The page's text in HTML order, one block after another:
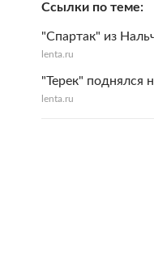
Ссылки по теме
"Спартак" из
lenta.ru
"Терек" поднялся
lenta.ru